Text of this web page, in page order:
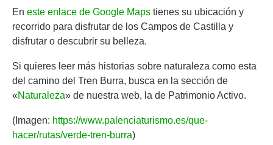
En este enlace de Google Maps tienes su ubicación y
recorrido para disfrutar de los Campos de Castilla y
disfrutar o descubrir su belleza.
Si quieres leer más historias sobre naturaleza como esta
del camino del Tren Burra, busca en la sección de
«Naturaleza» de nuestra web, la de Patrimonio Activo.
(Imagen: https://www.palenciaturismo.es/que-
hacer/rutas/verde-tren-burra)